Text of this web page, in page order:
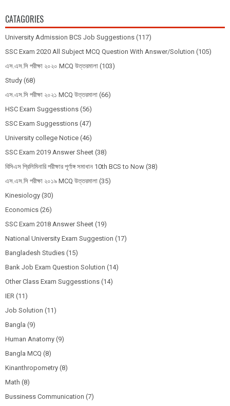
CATAGORIES
University Admission BCS Job Suggestions (117)
SSC Exam 2020 All Subject MCQ Question With Answer/Solution (105)
এস.এস.সি পরীক্ষা ২০২০ MCQ উত্তরমালা (103)
Study (68)
এস.এস.সি পরীক্ষা ২০২১ MCQ উত্তরমালা (66)
HSC Exam Suggesstions (56)
SSC Exam Suggesstions (47)
University college Notice (46)
SSC Exam 2019 Answer Sheet (38)
বিসিএস প্রিলিমিনারি পরীক্ষার পূর্ণাঙ্গ সমাধান 10th BCS to Now (38)
এস.এস.সি পরীক্ষা ২০১৯ MCQ উত্তরমালা (35)
Kinesiology (30)
Economics (26)
SSC Exam 2018 Answer Sheet (19)
National University Exam Suggestion (17)
Bangladesh Studies (15)
Bank Job Exam Question Solution (14)
Other Class Exam Suggesstions (14)
IER (11)
Job Solution (11)
Bangla (9)
Human Anatomy (9)
Bangla MCQ (8)
Kinanthropometry (8)
Math (8)
Bussiness Communication (7)